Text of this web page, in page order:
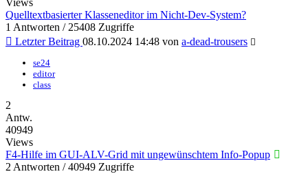
Quelltextbasierter Klasseneditor im Nicht-Dev-System?
1 Antworten / 25408 Zugriffe
Letzter Beitrag 08.10.2024 14:48 von a-dead-trousers
se24
editor
class
2
Antw.
40949
Views
F4-Hilfe im GUI-ALV-Grid mit ungewünschtem Info-Popup
2 Antworten / 40949 Zugriffe